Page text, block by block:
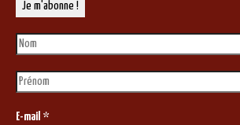
E-mail *